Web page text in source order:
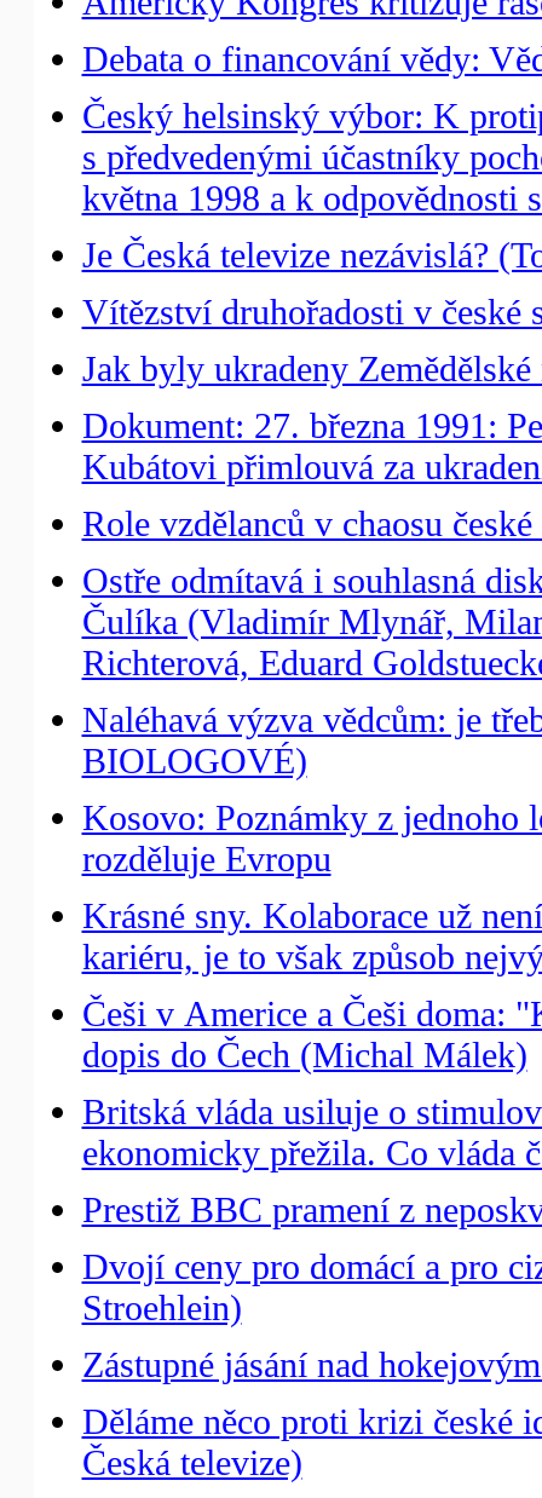
Debata o financování vědy:
Český helsinský výbor: K
s předvedenými účastníky
května 1998 a k odpovědnosti
Je Česká televize nezávislá?
Vítězství druhořadosti v české
Jak byly ukradeny
Dokument: 27. března 1991:
Kubátovi přimlouvá za
Role vzdělanců v chaosu
Ostře odmítavá i souhlasná
Čulíka (Vladimír Mlynář,
Richterová, Eduard
Naléhavá výzva vědcům: je
BIOLOGOVÉ)
Kosovo: Poznámky z jednoho
rozděluje Evropu
Krásné sny. Kolaborace už
kariéru, je to však způsob
Češi v Americe a Češi doma:
dopis do Čech (Michal Málek)
Britská vláda usiluje o
ekonomicky přežila. Co vláda
Prestiž BBC pramení z
Dvojí ceny pro domácí a pro
Stroehlein)
Zástupné jásání nad
Děláme něco proti krizi české
Česká televize)